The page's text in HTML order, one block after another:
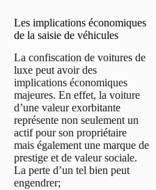
Les implications économiques
de la saisie de véhicules
La confiscation de voitures de
luxe peut avoir des
implications économiques
majeures. En effet, la voiture
d’une valeur exorbitante
représente non seulement un
actif pour son propriétaire
mais également une marque de
prestige et de valeur sociale.
La perte d’un tel bien peut
engendrer;